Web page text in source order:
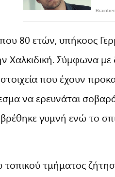
80 ετών, υπήκοος
Χαλκιδική. Σύμφωνα με
που έχουν
να ερευνάται
γυμνή ενώ το
τοπικού τμήματος